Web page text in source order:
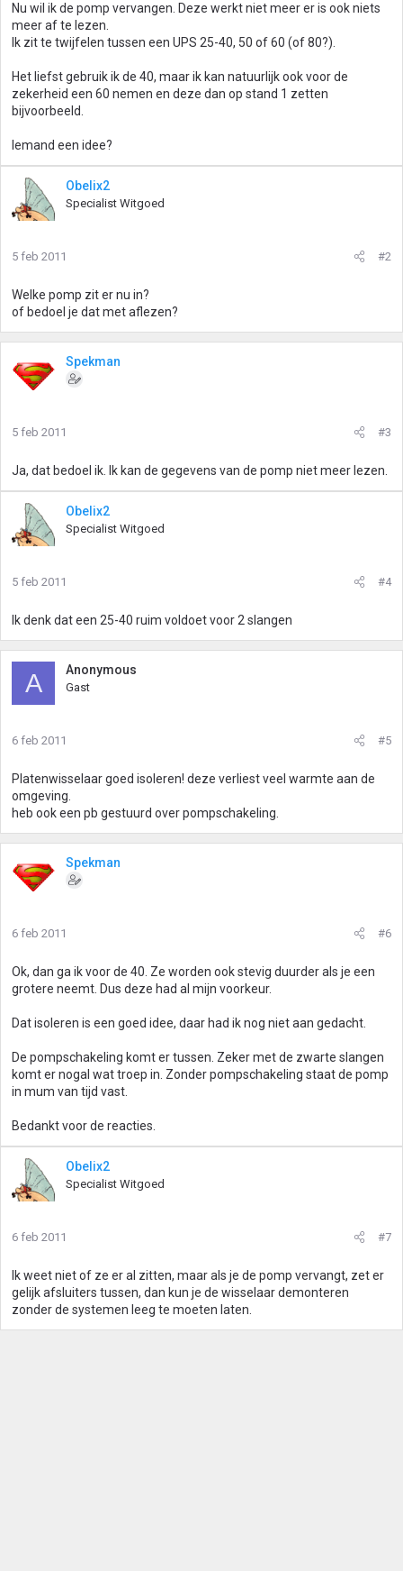
Nu wil ik de pomp vervangen. Deze werkt niet meer er is ook niets
meer af te lezen.
Ik zit te twijfelen tussen een UPS 25-40, 50 of 60 (of 80?).
Het liefst gebruik ik de 40, maar ik kan natuurlijk ook voor de
zekerheid een 60 nemen en deze dan op stand 1 zetten
bijvoorbeeld.
Iemand een idee?
Obelix2
Specialist Witgoed
5 feb 2011 #2
Welke pomp zit er nu in?
of bedoel je dat met aflezen?
Spekman
5 feb 2011 #3
Ja, dat bedoel ik. Ik kan de gegevens van de pomp niet meer lezen.
Obelix2
Specialist Witgoed
5 feb 2011 #4
Ik denk dat een 25-40 ruim voldoet voor 2 slangen
A Anonymous
Gast
6 feb 2011 #5
Platenwisselaar goed isoleren! deze verliest veel warmte aan de
omgeving.
heb ook een pb gestuurd over pompschakeling.
Spekman
6 feb 2011 #6
Ok, dan ga ik voor de 40. Ze worden ook stevig duurder als je een
grotere neemt. Dus deze had al mijn voorkeur.
Dat isoleren is een goed idee, daar had ik nog niet aan gedacht.
De pompschakeling komt er tussen. Zeker met de zwarte slangen
komt er nogal wat troep in. Zonder pompschakeling staat de pomp
in mum van tijd vast.
Bedankt voor de reacties.
Obelix2
Specialist Witgoed
6 feb 2011 #7
Ik weet niet of ze er al zitten, maar als je de pomp vervangt, zet er
gelijk afsluiters tussen, dan kun je de wisselaar demonteren
zonder de systemen leeg te moeten laten.